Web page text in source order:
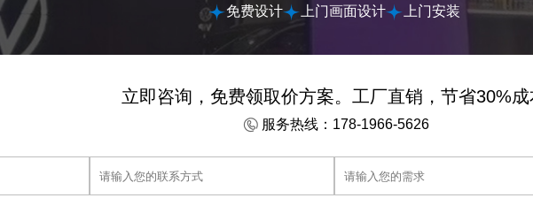
免费设计 上门画面设计 上门安装
立即咨询，免费领取价方案。工厂直销，节省30%成
服务热线：178-1966-5626